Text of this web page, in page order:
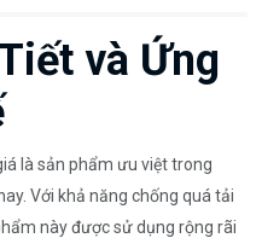
và Ứng
là sản phẩm ưu việt trong
Với khả năng chống quá tải
này được sử dụng rộng rãi